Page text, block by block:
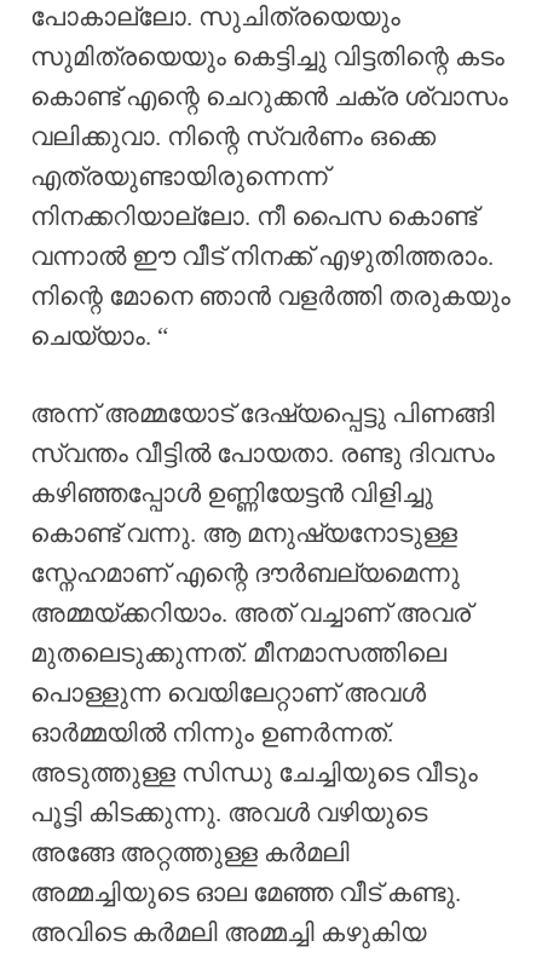
പോകാല്ലോ. സുചിത്രയെയും
സുമിത്രയെയും കെട്ടിച്ചു വിട്ടതിന്റെ കടം
കൊണ്ട് എന്റെ ചെറുക്കൻ ചക്ര ശ്വാസം
വലിക്കുവാ. നിന്റെ സ്വർണം ഒക്കെ
എത്രയുണ്ടായിരുന്നെന്ന്
നിനക്കറിയാല്ലോ. നീ പൈസ കൊണ്ട്
വന്നാൽ ഈ വീട് നിനക്ക് എഴുതിത്തരാം.
നിന്റെ മോനെ ഞാൻ വളർത്തി തരുകയും
ചെയ്യാം. “
അന്ന് അമ്മയോട് ദേഷ്യപ്പെട്ടു പിണങ്ങി
സ്വന്തം വീട്ടിൽ പോയതാ. രണ്ടു ദിവസം
കഴിഞ്ഞപ്പോൾ ഉണ്ണിയേട്ടൻ വിളിച്ചു
കൊണ്ട് വന്നു. ആ മനുഷ്യനോടുള്ള
സ്നേഹമാണ് എന്റെ ദൗർബല്യമെന്നു
അമ്മയ്ക്കറിയാം. അത് വച്ചാണ് അവര്
മുതലെടുക്കുന്നത്. മീനമാസത്തിലെ
പൊള്ളുന്ന വെയിലേറ്റാണ് അവൾ
ഓർമ്മയിൽ നിന്നും ഉണർന്നത്.
അടുത്തുള്ള സിന്ധു ചേച്ചിയുടെ വീടും
പൂട്ടി കിടക്കുന്നു. അവൾ വഴിയുടെ
അങ്ങേ അറ്റത്തുള്ള കർമലി
അമ്മച്ചിയുടെ ഓല മേഞ്ഞ വീട് കണ്ടു.
അവിടെ കർമലി അമ്മച്ചി കഴുകിയ